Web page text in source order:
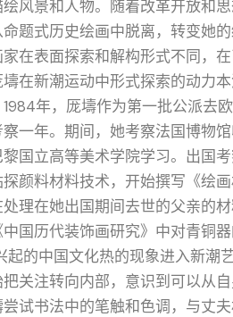
风景和人物。随着改革开放和
题式历史绘画中脱离，转变她
在表面探索和解构形式不同，
在新潮运动中形式探索的动力
年，厐壔作为第一批公派去
一年。期间，她考察法国博物
国立高等美术学院学习。出国
颜料材料技术，开始撰写《绘
理在她出国期间去世的父亲的
国历代装饰画研究》中对青铜
的中国文化热的现象进入新潮
关注转向内部，意识到可以从
试书法中的笔触和色调，与丈